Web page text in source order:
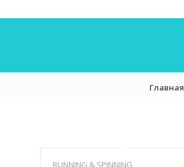
Главная
RUNNING & SPINNING